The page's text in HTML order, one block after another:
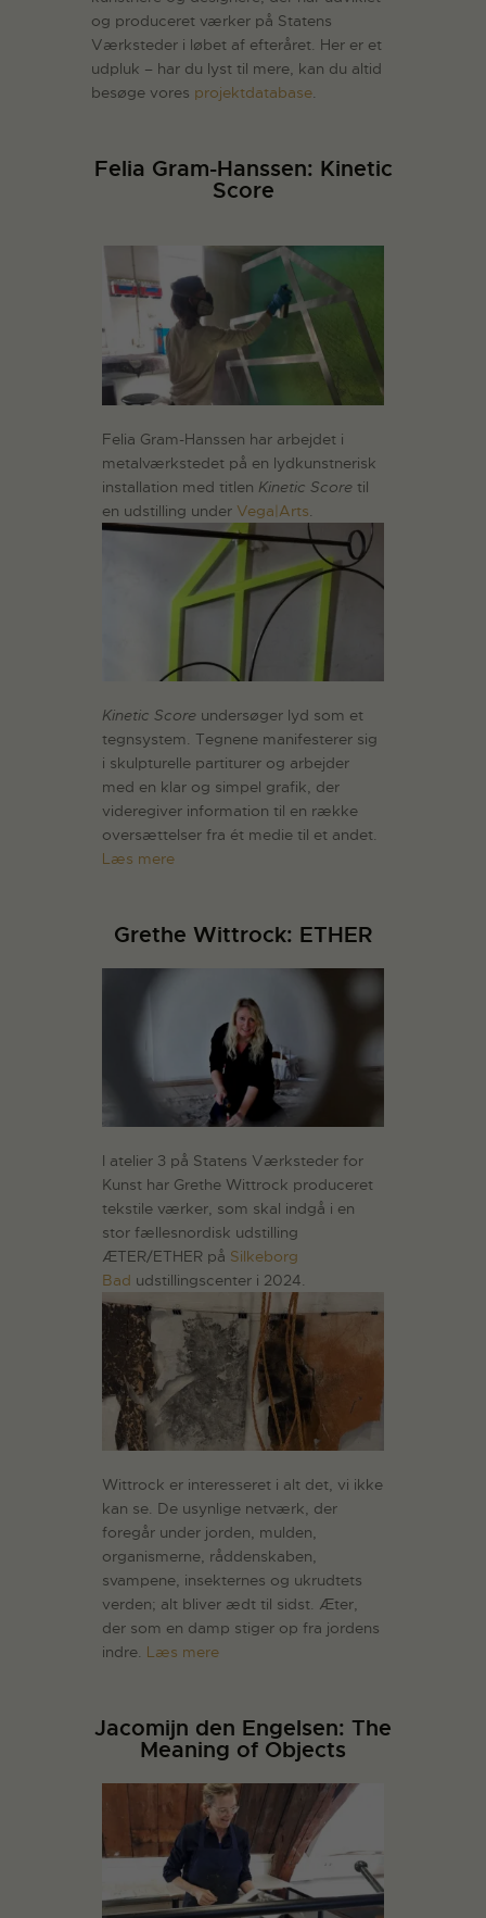
og produceret værker på Statens
Værksteder i løbet af efteråret. Her er et
udpluk – har du lyst til mere, kan du altid
besøge vores projektdatabase.
Felia Gram-Hanssen: Kinetic
Score
Felia Gram-Hanssen har arbejdet i
metalværkstedet på en lydkunstnerisk
installation med titlen Kinetic Score til
en udstilling under Vega|Arts
Kinetic Score undersøger lyd som et
tegnsystem. Tegnene manifesterer sig
i skulpturelle partiturer og arbejder
med en klar og simpel grafik, der
videregiver information til en række
oversættelser fra ét medie til et andet.
Læs mere
Grethe Wittrock: ETHER
I atelier 3 på Statens Værksteder for
Kunst har Grethe Wittrock produceret
tekstile værker, som skal indgå i en
stor fællesnordisk udstilling
ÆTER/ETHER på Silkeborg
Bad udstillingscenter i 2024.
Wittrock er interesseret i alt det, vi ikke
kan se. De usynlige netværk, der
foregår under jorden, mulden,
organismerne, råddenskaben,
svampene, insekternes og ukrudtets
verden; alt bliver ædt til sidst. Æter,
der som en damp stiger op fra jordens
indre. Læs mere
Jacomijn den Engelsen: The
Meaning of Objects